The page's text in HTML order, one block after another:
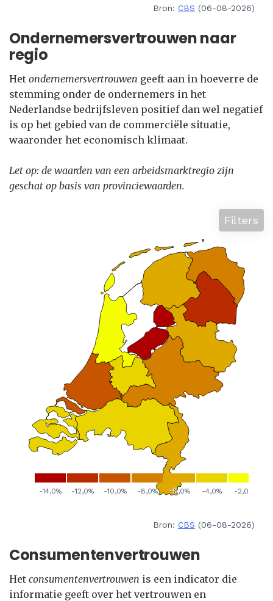
Bron: CBS (06-08-2026)
Ondernemersvertrouwen naar
regio
Het ondernemersvertrouwen geeft aan in hoeverre de
stemming onder de ondernemers in het
Nederlandse bedrijfsleven positief dan wel negatief
is op het gebied van de commerciële situatie,
waaronder het economisch klimaat.
Let op: de waarden van een arbeidsmarktregio zijn
geschat op basis van provinciewaarden.
Filters
Bron: CBS (06-08-2026)
Consumentenvertrouwen
Het consumentenvertrouwen is een indicator die
informatie geeft over het vertrouwen en